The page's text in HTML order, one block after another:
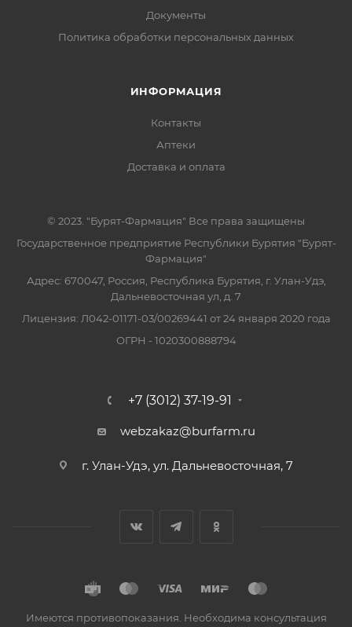
Документы
Политика обработки персональных данных
ИНФОРМАЦИЯ
Контакты
Аптеки
Доставка и оплата
© 2023. "Бурят-Фармация" Все права защищены
Государственное предприятие Республики Бурятия "Бурят-
Фармация"
Адрес: 670047, Россия, Республика Бурятия, г. Улан-Удэ,
Дальневосточная ул, д. 7
Лицензия: Л042-01171-03/00269441 от 24 января 2020 года
ОГРН - 1020300888794
+7 (3012) 37-19-91
webzakaz@burfarm.ru
г. Улан-Удэ, ул. Дальневосточная, 7
Имеются противопоказания. Необходима консультация